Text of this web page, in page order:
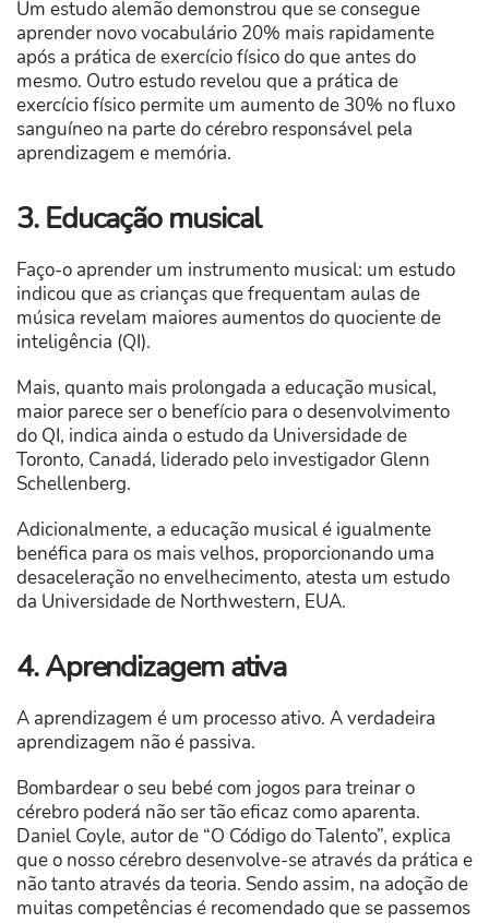
Um estudo alemão demonstrou que se consegue
aprender novo vocabulário 20% mais rapidamente
após a prática de exercício físico do que antes do
mesmo. Outro estudo revelou que a prática de
exercício físico permite um aumento de 30% no fluxo
sanguíneo na parte do cérebro responsável pela
aprendizagem e memória.
3. Educação musical
Faço-o aprender um instrumento musical: um estudo
indicou que as crianças que frequentam aulas de
música revelam maiores aumentos do quociente de
inteligência (QI).
Mais, quanto mais prolongada a educação musical,
maior parece ser o benefício para o desenvolvimento
do QI, indica ainda o estudo da Universidade de
Toronto, Canadá, liderado pelo investigador Glenn
Schellenberg.
Adicionalmente, a educação musical é igualmente
benéfica para os mais velhos, proporcionando uma
desaceleração no envelhecimento, atesta um estudo
da Universidade de Northwestern, EUA.
4. Aprendizagem ativa
A aprendizagem é um processo ativo. A verdadeira
aprendizagem não é passiva.
Bombardear o seu bebé com jogos para treinar o
cérebro poderá não ser tão eficaz como aparenta.
Daniel Coyle, autor de “O Código do Talento”, explica
que o nosso cérebro desenvolve-se através da prática e
não tanto através da teoria. Sendo assim, na adoção de
muitas competências é recomendado que se passemos